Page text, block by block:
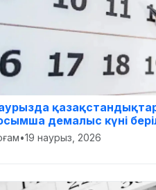
демалыс күні
•19 наурыз, 2026